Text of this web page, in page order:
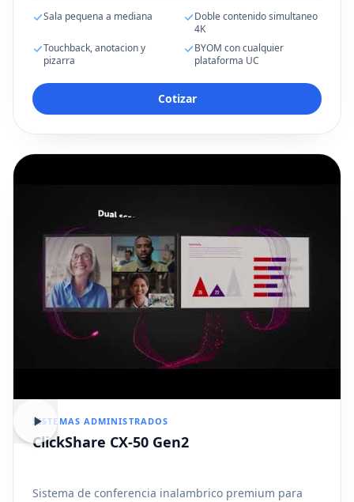
Sala pequena a mediana
Doble contenido simultaneo
4K
Touchback, anotacion y
pizarra
BYOM con cualquier
plataforma UC
Cotizar
SISTEMAS ADMINISTRADOS
ClickShare CX-50 Gen2
Sistema de conferencia inalambrico premium para